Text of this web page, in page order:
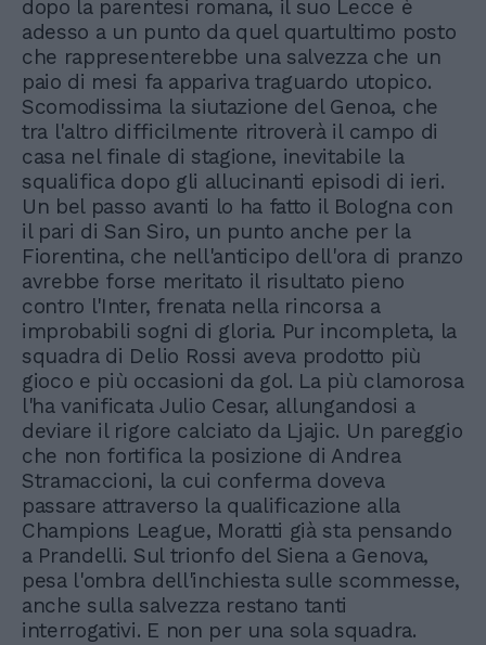
dopo la parentesi romana, il suo Lecce è
adesso a un punto da quel quartultimo posto
che rappresenterebbe una salvezza che un
paio di mesi fa appariva traguardo utopico.
Scomodissima la siutazione del Genoa, che
tra l'altro difficilmente ritroverà il campo di
casa nel finale di stagione, inevitabile la
squalifica dopo gli allucinanti episodi di ieri.
Un bel passo avanti lo ha fatto il Bologna con
il pari di San Siro, un punto anche per la
Fiorentina, che nell'anticipo dell'ora di pranzo
avrebbe forse meritato il risultato pieno
contro l'Inter, frenata nella rincorsa a
improbabili sogni di gloria. Pur incompleta, la
squadra di Delio Rossi aveva prodotto più
gioco e più occasioni da gol. La più clamorosa
l'ha vanificata Julio Cesar, allungandosi a
deviare il rigore calciato da Ljajic. Un pareggio
che non fortifica la posizione di Andrea
Stramaccioni, la cui conferma doveva
passare attraverso la qualificazione alla
Champions League, Moratti già sta pensando
a Prandelli. Sul trionfo del Siena a Genova,
pesa l'ombra dell'inchiesta sulle scommesse,
anche sulla salvezza restano tanti
interrogativi. E non per una sola squadra.